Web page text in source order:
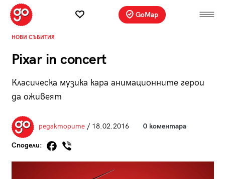
GoMap
НОВИ СЪБИТИЯ
Pixar in concert
Класическа музика кара анимационните герои
да оживеят
редакторите/ 18.02.2016 0 коментара
Сподели: